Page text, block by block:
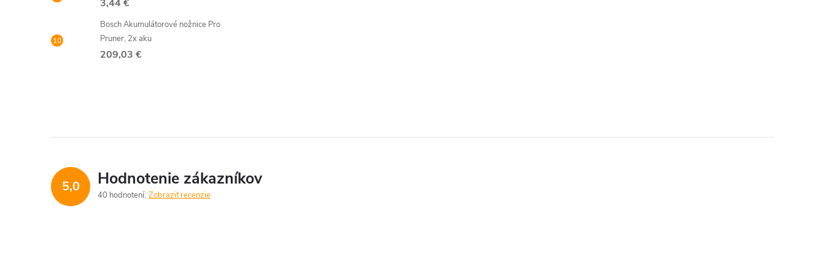
3,44 €
Bosch Akumulátorové nožnice Pro
Pruner, 2x aku
209,03 €
v
5,0 Hodnotenie zákazníkov
40 hodnotení Zobraziť recenzie